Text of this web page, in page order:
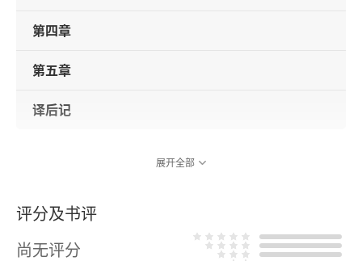
第四章
第五章
译后记
展开全部
评分及书评
尚无评分